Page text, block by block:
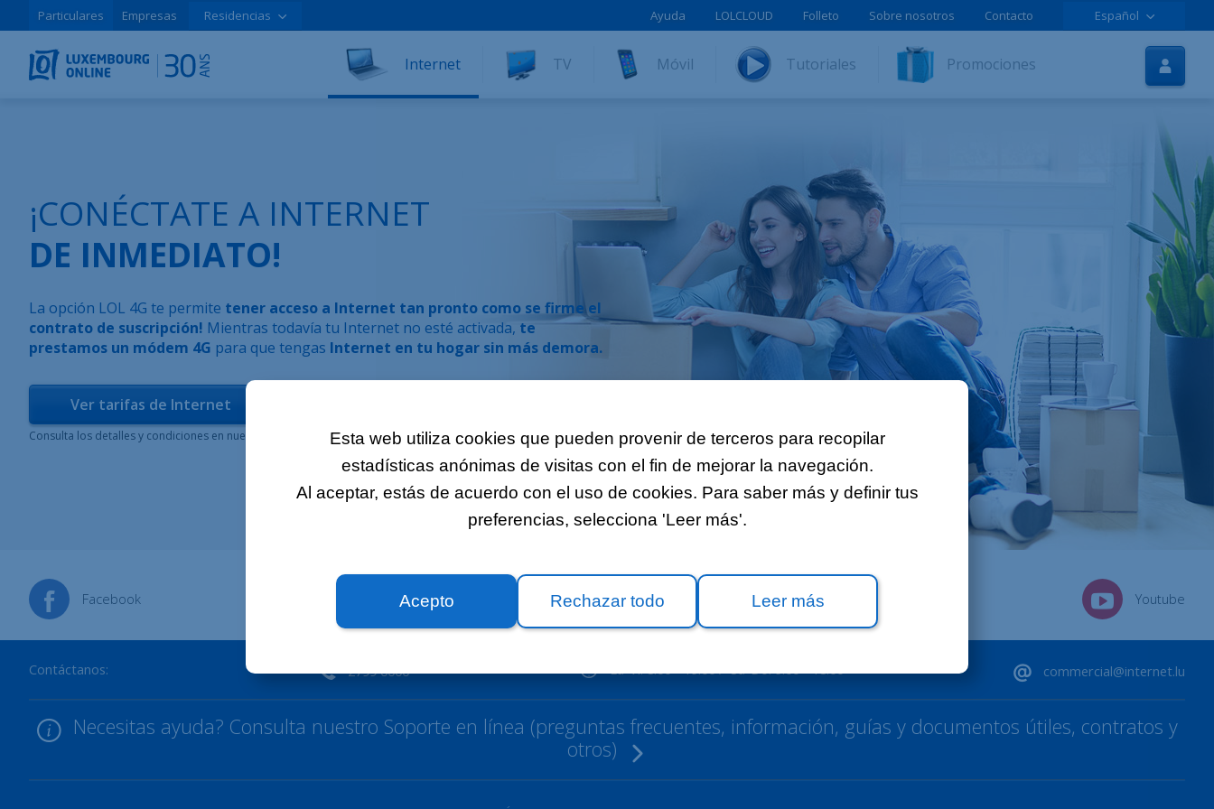
Inicio
Internet
LOLCLOUD
Folleto
Sobre nosotros
Contacto
Ofertas de empleo
Mapa del sitio
Esta web utiliza cookies que pueden provenir de terceros para recopilar
estadísticas anónimas de visitas con el fin de mejorar la navegación.
Al aceptar, estás de acuerdo con el uso de cookies. Para saber más y definir tus
preferencias, selecciona 'Leer más'.
Acepto Rechazar todo Leer más
Particulares Empresas Residencias Ayuda LOLCLOUD Folleto Sobre nosotros Contacto Español
Internet TV Móvil Tutoriales Promociones
¡CONÉCTATE A INTERNET
DE INMEDIATO!
La opción LOL 4G te permite tener acceso a Internet tan pronto como se firme el
contrato de suscripción! Mientras todavía tu Internet no esté activada, te
prestamos un módem 4G para que tengas Internet en tu hogar sin más demora.
Ver tarifas de Internet
Consulta los detalles y condiciones en nuestra tienda.
Facebook Instagram Youtube
Contáctanos: 2799 0000 commercial@internet.lu
Necesitas ayuda? Consulta nuestro Soporte en línea (preguntas frecuentes, información, guías y documentos útiles, contratos y
otros)